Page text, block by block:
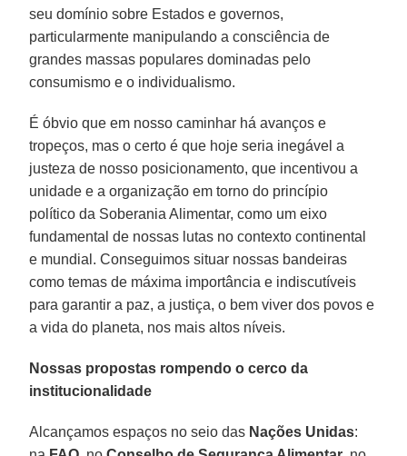
seu domínio sobre Estados e governos,
particularmente manipulando a consciência de
grandes massas populares dominadas pelo
consumismo e o individualismo.
É óbvio que em nosso caminhar há avanços e
tropeços, mas o certo é que hoje seria inegável a
justeza de nosso posicionamento, que incentivou a
unidade e a organização em torno do princípio
político da Soberania Alimentar, como um eixo
fundamental de nossas lutas no contexto continental
e mundial. Conseguimos situar nossas bandeiras
como temas de máxima importância e indiscutíveis
para garantir a paz, a justiça, o bem viver dos povos e
a vida do planeta, nos mais altos níveis.
Nossas propostas rompendo o cerco da
institucionalidade
Alcançamos espaços no seio das Nações Unidas: